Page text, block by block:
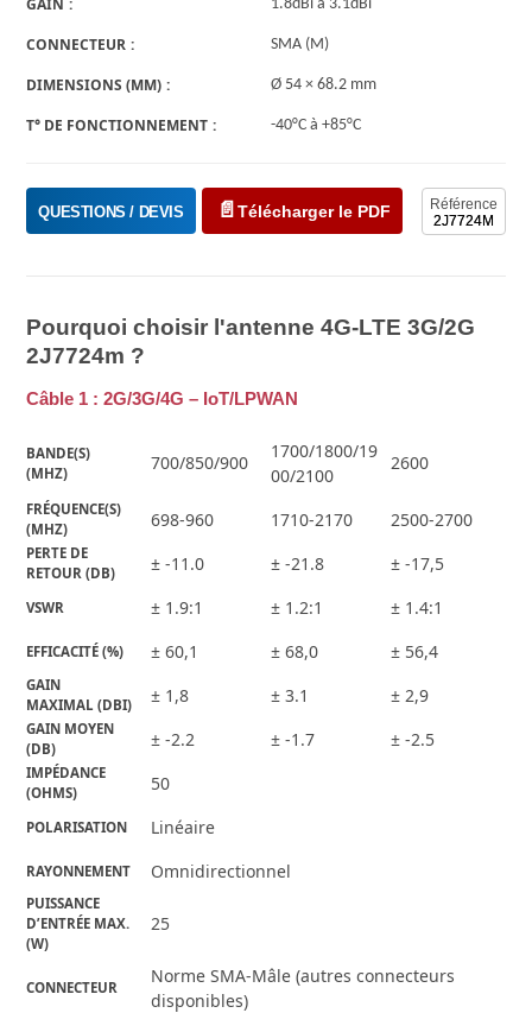
GAIN 1.8dBi à 3.1dBi
CONNECTEUR SMA (M)
DIMENSIONS (MM) Ø 54 × 68.2 mm
T° DE FONCTIONNEMENT -40°C à +85°C
Référence
2J7724M
QUESTIONS / DEVIS Télécharger le PDF
Pourquoi choisir l'antenne 4G-LTE 3G/2G
2J7724m ?
Câble 1 : 2G/3G/4G – IoT/LPWAN
BANDE(S)
(MHZ)
700/850/900
1700/1800/19
00/2100
2600
FRÉQUENCE(S)
(MHZ)
698-960 1710-2170 2500-2700
PERTE DE
RETOUR (DB)
± -11.0 ± -21.8 ± -17,5
VSWR ± 1.9:1 ± 1.2:1 ± 1.4:1
EFFICACITÉ (%) ± 60,1 ± 68,0 ± 56,4
GAIN
MAXIMAL (DBI)
± 1,8 ± 3.1 ± 2,9
GAIN MOYEN
(DB)
± -2.2 ± -1.7 ± -2.5
IMPÉDANCE
(OHMS)
50
POLARISATION Linéaire
RAYONNEMENT Omnidirectionnel
PUISSANCE
D’ENTRÉE MAX.
(W)
25
CONNECTEUR
Norme SMA-Mâle (autres connecteurs
disponibles)